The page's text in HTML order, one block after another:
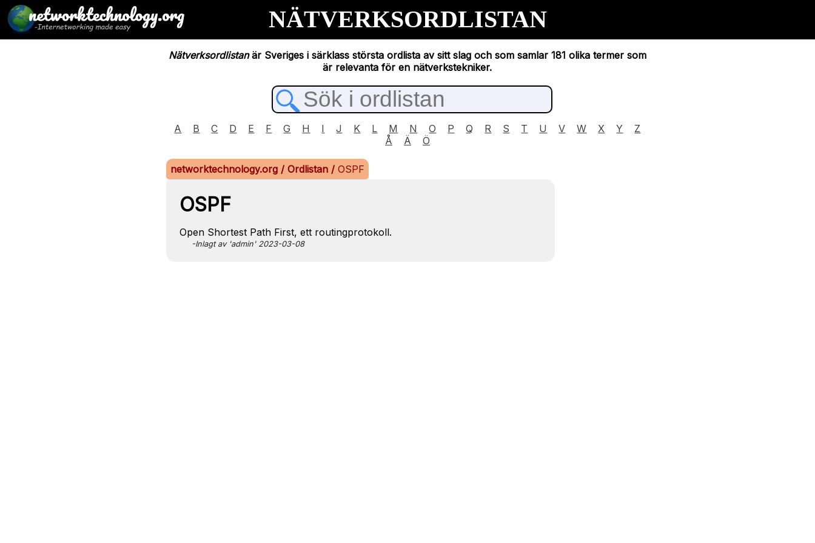
NÄTVERKSORDLISTAN
Nätverksordlistanär Sveriges i särklass största ordlista av sitt slag och som samlar 181 olika termer som
är relevanta för en nätverkstekniker.
A B C D E F G H I J K L M N O P Q R S T U V W X Y
Z
Å
Ä Ö
networktechnology.org / Ordlistan / OSPF
OSPF
Open Shortest Path First, ett routingprotokoll.
-Inlagt av 'admin' 2023-03-08